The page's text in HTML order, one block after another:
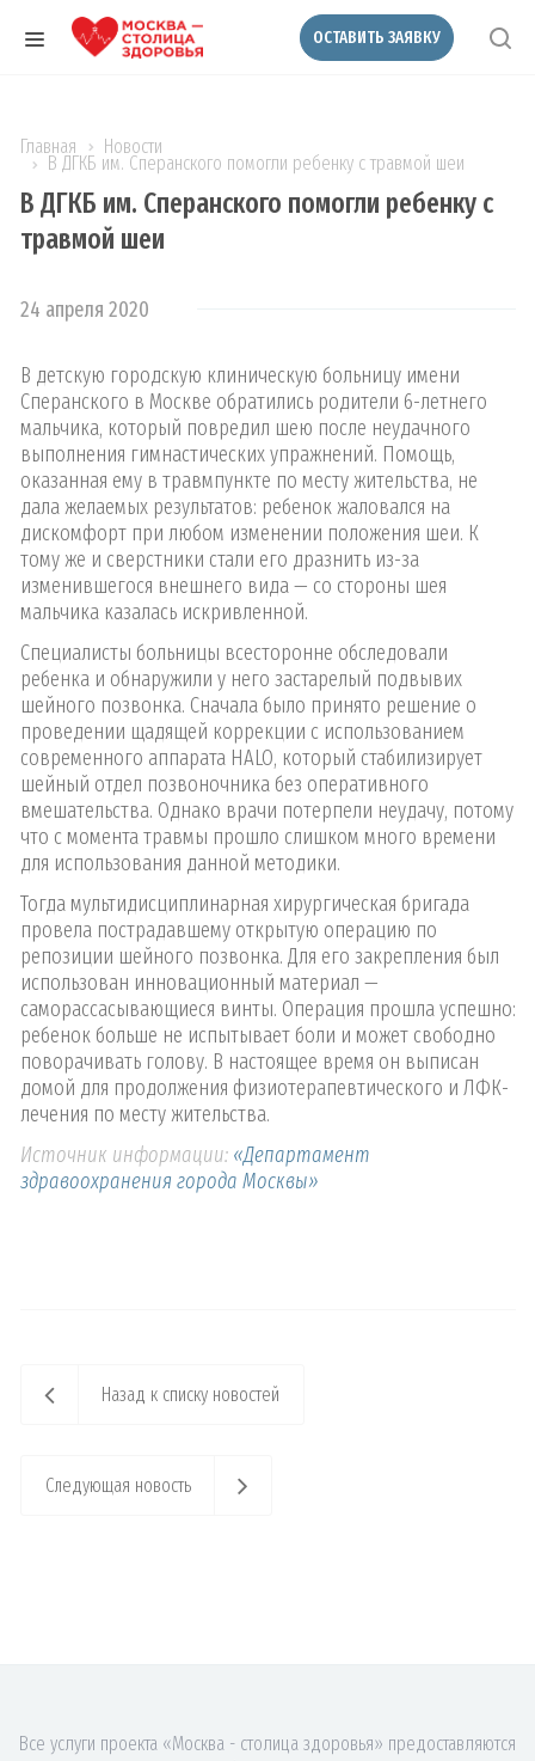
ОСТАВИТЬ ЗАЯВКУ
Главная Новости
В ДГКБ им. Сперанского помогли ребенку с травмой шеи
В ДГКБ им. Сперанского помогли ребенку с
травмой шеи
24 апреля 2020
В детскую городскую клиническую больницу имени
Сперанского в Москве обратились родители 6-летнего
мальчика, который повредил шею после неудачного
выполнения гимнастических упражнений. Помощь,
оказанная ему в травмпункте по месту жительства, не
дала желаемых результатов: ребенок жаловался на
дискомфорт при любом изменении положения шеи. К
тому же и сверстники стали его дразнить из-за
изменившегося внешнего вида — со стороны шея
мальчика казалась искривленной.
Специалисты больницы всесторонне обследовали
ребенка и обнаружили у него застарелый подвывих
шейного позвонка. Сначала было принято решение о
проведении щадящей коррекции с использованием
современного аппарата HALO, который стабилизирует
шейный отдел позвоночника без оперативного
вмешательства. Однако врачи потерпели неудачу, потому
что с момента травмы прошло слишком много времени
для использования данной методики.
Тогда мультидисциплинарная хирургическая бригада
провела пострадавшему открытую операцию по
репозиции шейного позвонка. Для его закрепления был
использован инновационный материал —
саморассасывающиеся винты. Операция прошла успешно:
ребенок больше не испытывает боли и может свободно
поворачивать голову. В настоящее время он выписан
домой для продолжения физиотерапевтического и ЛФК-
лечения по месту жительства.
Источник информации: «Департамент
здравоохранения города Москвы»
Назад к списку новостей
Следующая новость
Все услуги проекта «Москва - столица здоровья» предоставляются